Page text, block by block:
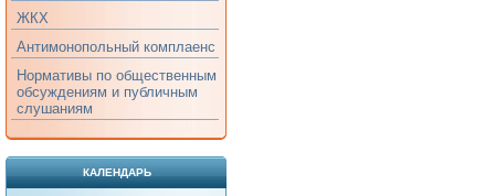
ЖКХ
Антимонопольный комплаенс
Нормативы по общественным
обсуждениям и публичным
слушаниям
КАЛЕНДАРЬ